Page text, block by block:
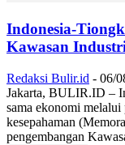
Indonesia-
Kawasan
Redaksi Bulir.id - 06/
Jakarta, BULIR.ID –
sama ekonomi melalui
kesepahaman
pengembangan